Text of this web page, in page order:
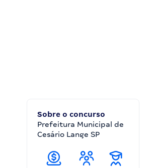
Sobre o concurso
Prefeitura Municipal de
Cesário Lange SP